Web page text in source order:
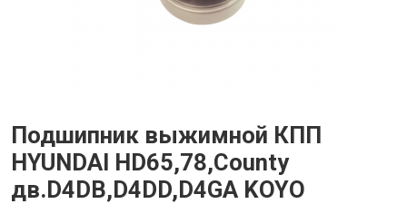
Подшипник выжимной КПП
HYUNDAI HD65,78,County
дв.D4DB,D4DD,D4GA KOYO